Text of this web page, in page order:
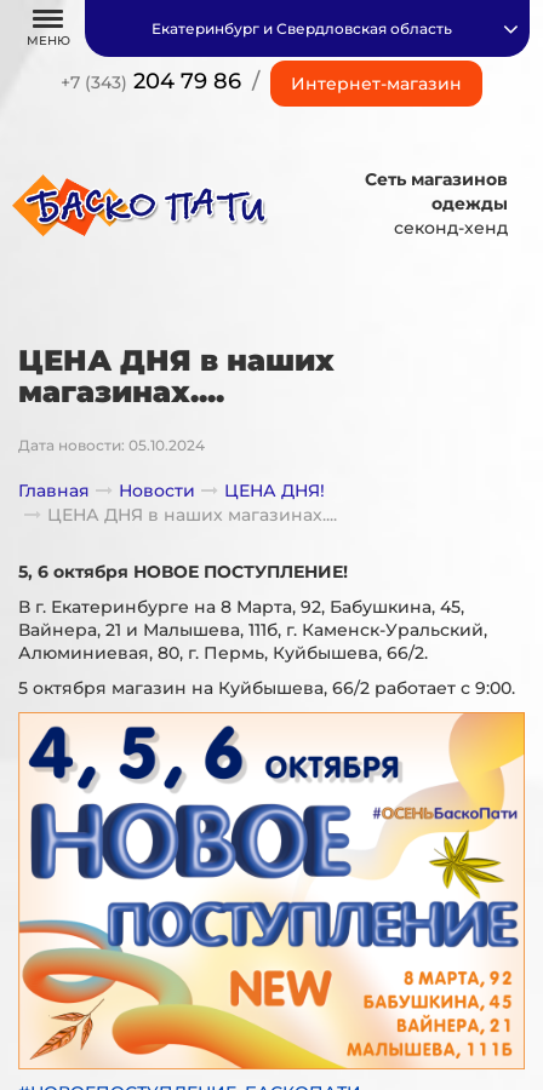
МЕНЮ
+7 (343) 204 79 86 / Интернет-магазин
Екатеринбург и Свердловская область
Сеть магазинов
одежды
секонд-хенд
ЦЕНА ДНЯ в наших
магазинах....
Дата новости: 05.10.2024
Главная Новости
ЦЕНА ДНЯ!
ЦЕНА ДНЯ в наших магазинах....
5, 6 октября НОВОЕ ПОСТУПЛЕНИЕ!
В г. Екатеринбурге на 8 Марта, 92, Бабушкина, 45,
Вайнера, 21 и Малышева, 111б, г. Каменск-Уральский,
Алюминиевая, 80, г. Пермь, Куйбышева, 66/2.
5 октября магазин на Куйбышева, 66/2 работает с 9:00.